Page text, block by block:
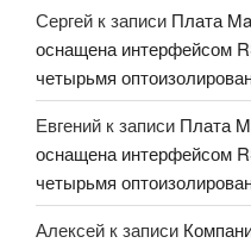
Сергей к записи Плата
оснащена интерфейсом
четырьмя
Евгений к записи Плата
оснащена интерфейсом
четырьмя
Алексей к записи